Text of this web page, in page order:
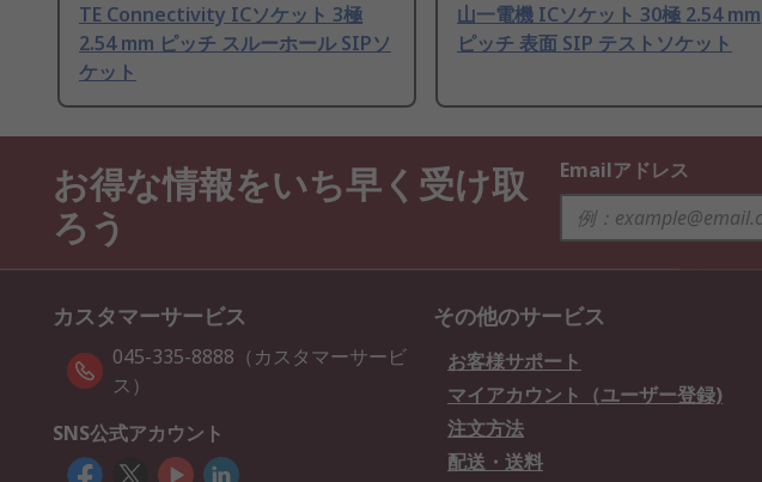
TE Connectivity ICソケット 3極
2.54 mm ピッチ スルーホール SIPソ
ケット
山一電機 ICソケット 30極 2.54 mm
ピッチ 表面 SIP テストソケット
お得な情報をいち早く受け取
ろう
Emailアドレス
カスタマーサービス
045-335-8888（カスタマーサービ
ス）
SNS公式アカウント
その他のサービス
お客様サポート
マイアカウント（ユーザー登録)
注文方法
配送・送料